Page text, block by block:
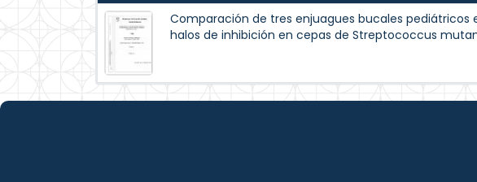
Comparación de tres enjuagues bucales pediátricos
halos de inhibición en cepas de Streptococcus